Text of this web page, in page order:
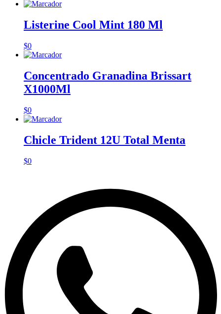
Listerine Cool Mint 180 Ml
$0
Concentrado Granadina Brissart
X1000Ml
$0
Chicle Trident 12U Total Menta
$0